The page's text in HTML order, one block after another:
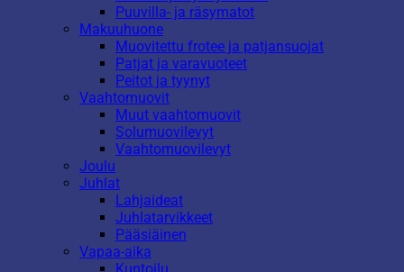
Puuvilla- ja räsymatot
Makuuhuone
Muovitettu frotee ja patjansuojat
Patjat ja varavuoteet
Peitot ja tyynyt
Vaahtomuovit
Muut vaahtomuovit
Solumuovilevyt
Vaahtomuovilevyt
Joulu
Juhlat
Lahjaideat
Juhlatarvikkeet
Pääsiäinen
Vapaa-aika